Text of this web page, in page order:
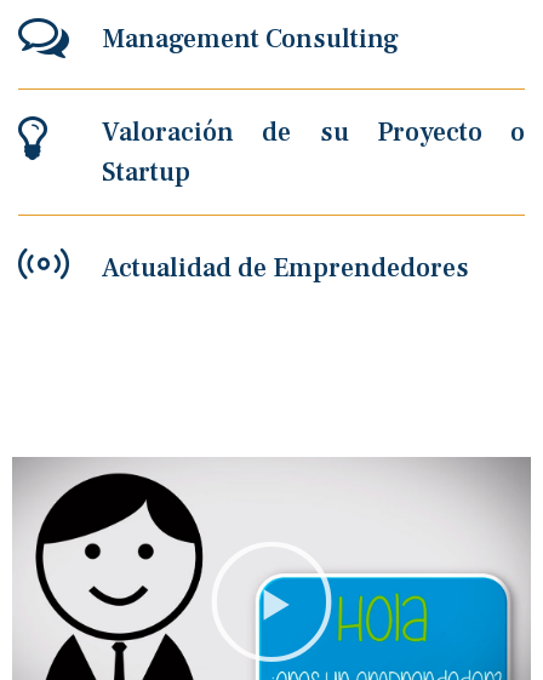
Management Consulting
Valoración de su Proyecto o
Startup
Actualidad de Emprendedores